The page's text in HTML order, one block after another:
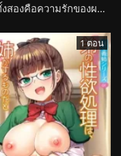
พี่สาวทั้งสองคือความรักของผม Sister Breeder
1 ตอน